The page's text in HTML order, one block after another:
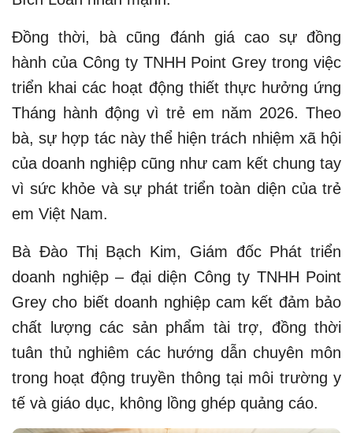
Đồng thời, bà cũng đánh giá cao sự đồng
hành của Công ty TNHH Point Grey trong việc
triển khai các hoạt động thiết thực hưởng ứng
Tháng hành động vì trẻ em năm 2026. Theo
bà, sự hợp tác này thể hiện trách nhiệm xã hội
của doanh nghiệp cũng như cam kết chung tay
vì sức khỏe và sự phát triển toàn diện của trẻ
em Việt Nam.
Bà Đào Thị Bạch Kim, Giám đốc Phát triển
doanh nghiệp – đại diện Công ty TNHH Point
Grey cho biết doanh nghiệp cam kết đảm bảo
chất lượng các sản phẩm tài trợ, đồng thời
tuân thủ nghiêm các hướng dẫn chuyên môn
trong hoạt động truyền thông tại môi trường y
tế và giáo dục, không lồng ghép quảng cáo.